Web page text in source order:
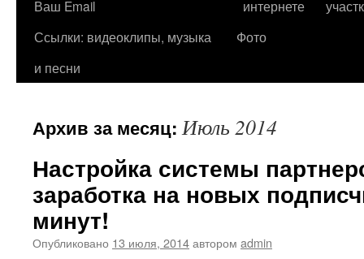
Ваш Email
интернете
Ссылки: видеоклипы, музыка
и песни
Фото
Архив за месяц:Июль 2014
Настройка системы
заработка на новых
минут!
Опубликовано 13 июля, 2014автором admin